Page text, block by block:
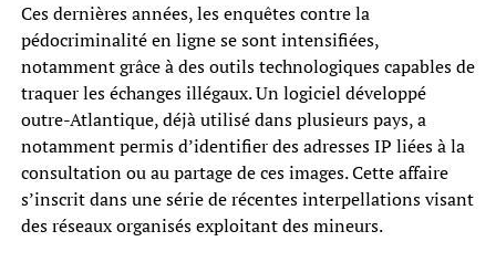
Ces dernières années, les enquêtes contre la
pédocriminalité en ligne se sont intensifiées,
notamment grâce à des outils technologiques capables de
traquer les échanges illégaux. Un logiciel développé
outre-Atlantique, déjà utilisé dans plusieurs pays, a
notamment permis d’identifier des adresses IP liées à la
consultation ou au partage de ces images. Cette affaire
s’inscrit dans une série de récentes interpellations visant
des réseaux organisés exploitant des mineurs.